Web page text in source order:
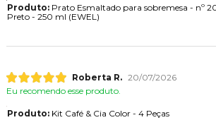
Produto:Prato Esmaltado para sobremesa - nº
Preto - 250 ml (EWEL)
Roberta R. 20/07/2026
Eu recomendo esse produto.
Produto:Kit Café & Cia Color - 4 Peças